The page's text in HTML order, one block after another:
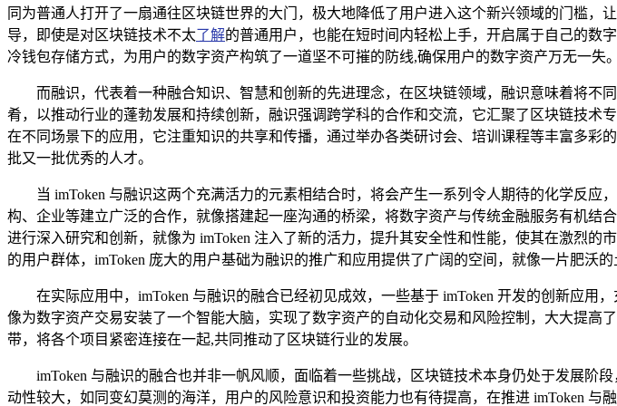
同为普通人打开了一扇通往区块链世界的大门，极大地降低了用户进入这个新兴领域的门槛
导，即使是对区块链技术不太了解的普通用户，也能在短时间内轻松上手，开启属于自己的数
冷钱包存储方式，为用户的数字资产构筑了一道坚不可摧的防线,确保用户的数字资产万无一失。
而融识，代表着一种融合知识、智慧和创新的先进理念，在区块链领域，融识意味着将
肴，以推动行业的蓬勃发展和持续创新，融识强调跨学科的合作和交流，它汇聚了区块链技
在不同场景下的应用，它注重知识的共享和传播，通过举办各类研讨会、培训课程等丰富多
批又一批优秀的人才。
当 imToken 与融识这两个充满活力的元素相结合时，将会产生一系列令人期待的化学反
构、企业等建立广泛的合作，就像搭建起一座沟通的桥梁，将数字资产与传统金融服务有机
进行深入研究和创新，就像为 imToken 注入了新的活力，提升其安全性和性能，使其在激烈
的用户群体，imToken 庞大的用户基础为融识的推广和应用提供了广阔的空间，就像一片肥沃
在实际应用中，imToken 与融识的融合已经初见成效，一些基于 imToken 开发的创新应
像为数字资产交易安装了一个智能大脑，实现了数字资产的自动化交易和风险控制，大大提高
带，将各个项目紧密连接在一起,共同推动了区块链行业的发展。
imToken 与融识的融合也并非一帆风顺，面临着一些挑战，区块链技术本身仍处于发展
动性较大，如同变幻莫测的海洋，用户的风险意识和投资能力也有待提高，在推进 imToken